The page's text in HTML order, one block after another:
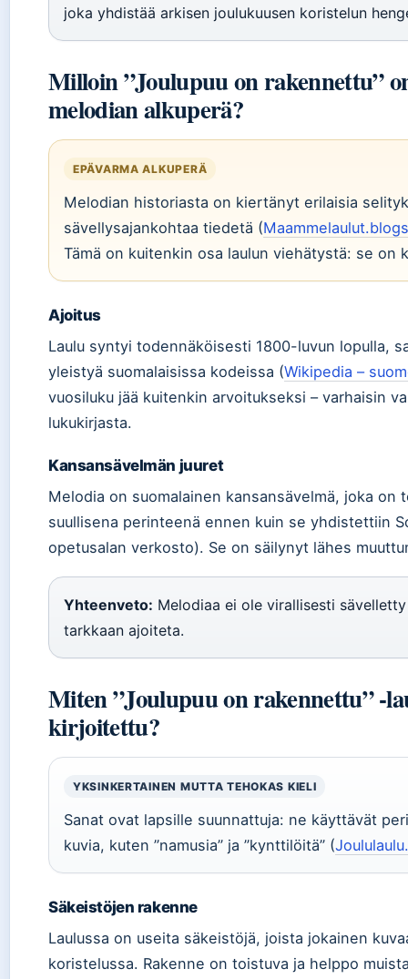
joka yhdistää arkisen joulukuusen koristelun
Milloin ”Joulupuu on rakennettu”
melodian alkuperä?
EPÄVARMA ALKUPERÄ
Melodian historiasta on kiertänyt erilaisia
sävellysajankohtaa tiedetä (
Tämä on kuitenkin osa laulun viehätystä: se on
Ajoitus
Laulu syntyi todennäköisesti 1800-luvun lopulla,
yleistyä suomalaisissa kodeissa (Wikipedia –
vuosiluku jää kuitenkin arvoitukseksi – varhaisin
lukukirjasta.
Kansansävelmän juuret
Melodia on suomalainen kansansävelmä, joka
suullisena perinteenä ennen kuin se yhdistettiin
opetusalan verkosto). Se on säilynyt lähes
Yhteenveto: Melodiaa ei ole virallisesti
tarkkaan ajoiteta.
Miten ”Joulupuu on rakennettu” -
kirjoitettu?
YKSINKERTAINEN MUTTA TEHOKAS KIELI
Sanat ovat lapsille suunnattuja: ne käyttävät
kuvia, kuten ”namusia” ja ”kynttilöitä” (
Säkeistöjen rakenne
Laulussa on useita säkeistöjä, joista jokainen
koristelussa. Rakenne on toistuva ja helppo